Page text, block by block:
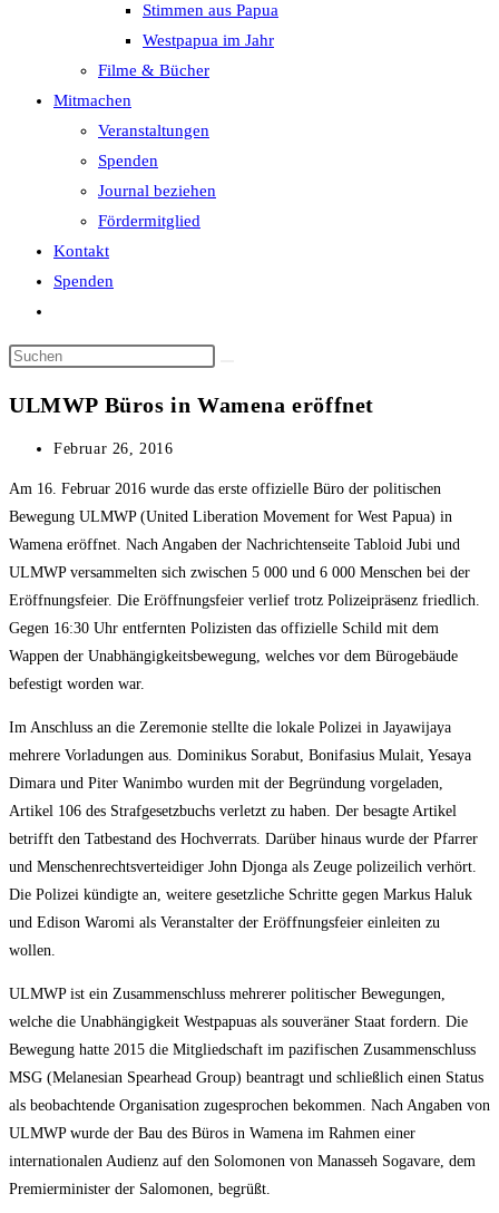
Stimmen aus Papua
Westpapua im Jahr
Filme & Bücher
Mitmachen
Veranstaltungen
Spenden
Journal beziehen
Fördermitglied
Kontakt
Spenden
umschalten
Diese
durchsuchen
ULMWP Büros in Wamena eröffnet
Beitrag
Februar 26, 2016
Am 16. Februar 2016 wurde das erste offizielle Büro der politischen
Bewegung ULMWP (United Liberation Movement for West Papua) in
Wamena eröffnet. Nach Angaben der Nachrichtenseite Tabloid Jubi und
ULMWP versammelten sich zwischen 5 000 und 6 000 Menschen bei der
Eröffnungsfeier. Die Eröffnungsfeier verlief trotz Polizeipräsenz friedlich.
Gegen 16:30 Uhr entfernten Polizisten das offizielle Schild mit dem
Wappen der Unabhängigkeitsbewegung, welches vor dem Bürogebäude
befestigt worden war.
Im Anschluss an die Zeremonie stellte die lokale Polizei in Jayawijaya
mehrere Vorladungen aus. Dominikus Sorabut, Bonifasius Mulait, Yesaya
Dimara und Piter Wanimbo wurden mit der Begründung vorgeladen,
Artikel 106 des Strafgesetzbuchs verletzt zu haben. Der besagte Artikel
betrifft den Tatbestand des Hochverrats. Darüber hinaus wurde der Pfarrer
und Menschenrechtsverteidiger John Djonga als Zeuge polizeilich verhört.
Die Polizei kündigte an, weitere gesetzliche Schritte gegen Markus Haluk
und Edison Waromi als Veranstalter der Eröffnungsfeier einleiten zu
wollen.
ULMWP ist ein Zusammenschluss mehrerer politischer Bewegungen,
welche die Unabhängigkeit Westpapuas als souveräner Staat fordern. Die
Bewegung hatte 2015 die Mitgliedschaft im pazifischen Zusammenschluss
MSG (Melanesian Spearhead Group) beantragt und schließlich einen Status
als beobachtende Organisation zugesprochen bekommen. Nach Angaben von
ULMWP wurde der Bau des Büros in Wamena im Rahmen einer
internationalen Audienz auf den Solomonen von Manasseh Sogavare, dem
Premierminister der Salomonen, begrüßt.